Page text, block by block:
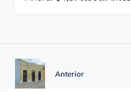
Anterior